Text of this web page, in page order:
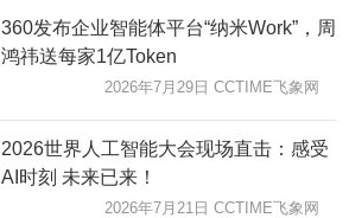
360发布企业智能体平台“纳米Work”，周
鸿祎送每家1亿Token
2026年7月29日 CCTIME飞象网
2026世界人工智能大会现场直击：感受
AI时刻 未来已来！
2026年7月21日 CCTIME飞象网